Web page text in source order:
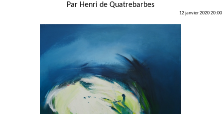
Par Henri de Quatrebarbes
12 janvier 2020 20:00